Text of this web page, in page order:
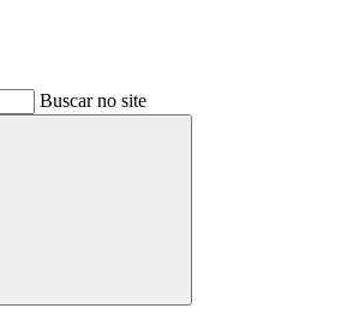
Buscar no site
Buscar